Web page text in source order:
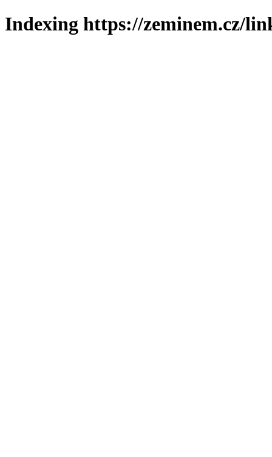
Indexing https://zeminem.cz/